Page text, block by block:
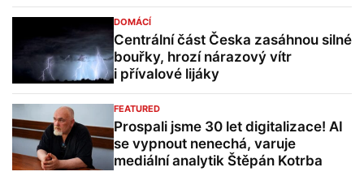
DOMÁCÍ
Centrální část Česka zasáhnou silné
bouřky, hrozí nárazový vítr
i přívalové lijáky
FEATURED
Prospali jsme 30 let digitalizace! AI
se vypnout nenechá, varuje
mediální analytik Štěpán Kotrba